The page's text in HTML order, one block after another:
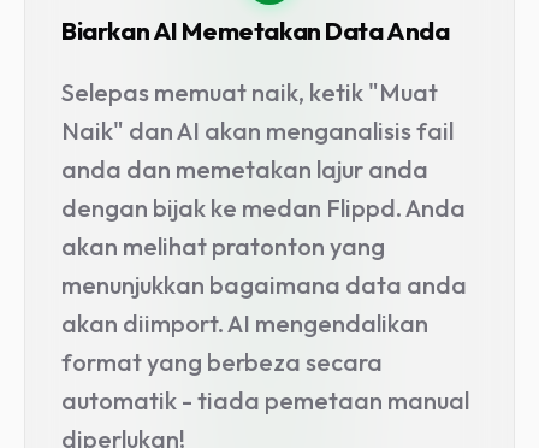
Biarkan AI Memetakan Data Anda
Selepas memuat naik, ketik "Muat
Naik" dan AI akan menganalisis fail
anda dan memetakan lajur anda
dengan bijak ke medan Flippd. Anda
akan melihat pratonton yang
menunjukkan bagaimana data anda
akan diimport. AI mengendalikan
format yang berbeza secara
automatik - tiada pemetaan manual
diperlukan!